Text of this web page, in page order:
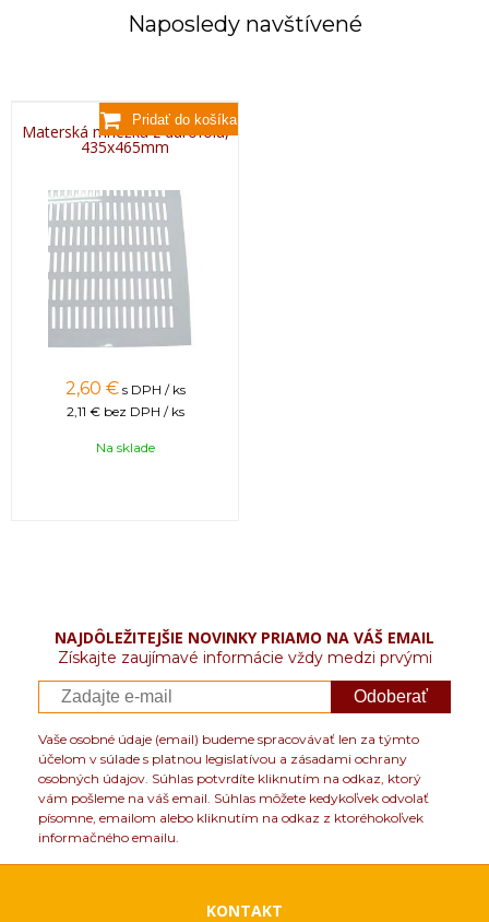
Naposledy navštívené
Materská mriežka z durofolu,
435x465mm
2,60 € s DPH / ks
2,11 € bez DPH / ks
Na sklade
NAJDÔLEŽITEJŠIE NOVINKY PRIAMO NA VÁŠ EMAIL
Získajte zaujímavé informácie vždy medzi prvými
Odoberať
Vaše osobné údaje (email) budeme spracovávať len za týmto
účelom v súlade s platnou legislatívou a zásadami ochrany
osobných údajov. Súhlas potvrdíte kliknutím na odkaz, ktorý
vám pošleme na váš email. Súhlas môžete kedykoľvek odvolať
písomne, emailom alebo kliknutím na odkaz z ktoréhokoľvek
informačného emailu.
KONTAKT